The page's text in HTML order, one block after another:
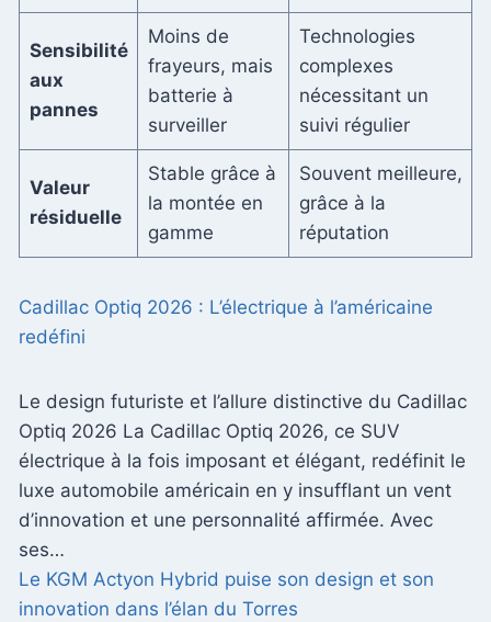
Sensibilité
aux
pannes
Moins de
frayeurs, mais
batterie à
surveiller
Technologies
complexes
nécessitant un
suivi régulier
Valeur
résiduelle
Stable grâce à
la montée en
gamme
Souvent meilleure,
grâce à la
réputation
Cadillac Optiq 2026 : L’électrique à l’américaine
redéfini
Le design futuriste et l’allure distinctive du Cadillac
Optiq 2026 La Cadillac Optiq 2026, ce SUV
électrique à la fois imposant et élégant, redéfinit le
luxe automobile américain en y insufflant un vent
d’innovation et une personnalité affirmée. Avec
ses…
Le KGM Actyon Hybrid puise son design et son
innovation dans l’élan du Torres